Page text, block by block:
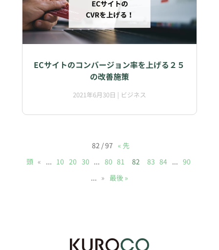
ECサイトのコンバージョン率を上げる２５
の改善施策
2021年6月30日 | ビジネス
82 / 97 « 先
頭 « ... 10 20 30 ... 80 81 82 83 84 ... 90
... » 最後 »